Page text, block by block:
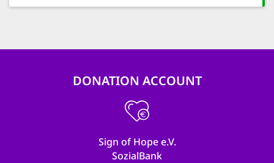
DONATION ACCOUNT
Sign of Hope e.V.
SozialBank